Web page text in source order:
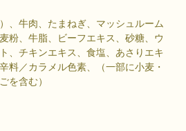
、牛肉、たまねぎ、マッシュルーム
粉、牛脂、ビーフエキス、砂糖、ウ
、チキンエキス、食塩、あさりエキ
料／カラメル色素、（一部に小麦・
を含む）